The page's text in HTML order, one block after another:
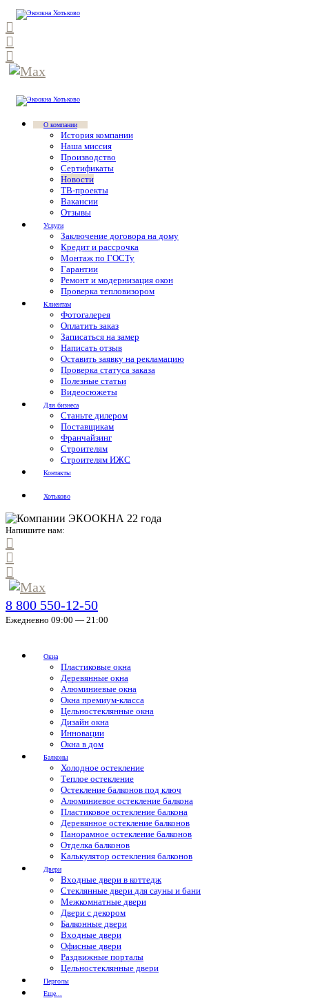
О компании
История компании
Наша миссия
Производство
Сертификаты
Новости
ТВ-проекты
Вакансии
Отзывы
Услуги
Заключение договора на дому
Кредит и рассрочка
Монтаж по ГОСТу
Гарантии
Ремонт и модернизация окон
Проверка тепловизором
Клиентам
Фотогалерея
Оплатить заказ
Записаться на замер
Написать отзыв
Оставить заявку на рекламацию
Проверка статуса заказа
Полезные статьи
Видеосюжеты
Для бизнеса
Станьте дилером
Поставщикам
Франчайзинг
Строителям
Строителям ИЖС
Контакты
Хотьково
Напишите нам:
8 800 550-12-50
Ежедневно 09:00 — 21:00
Окна
Пластиковые окна
Деревянные окна
Алюминиевые окна
Окна премиум-класса
Цельностеклянные окна
Дизайн окна
Инновации
Окна в дом
Балконы
Холодное остекление
Теплое остекление
Остекление балконов под ключ
Алюминиевое остекление балкона
Пластиковое остекление балкона
Деревянное остекление балконов
Панорамное остекление балконов
Отделка балконов
Калькулятор остекления балконов
Двери
Входные двери в коттедж
Стеклянные двери для сауны и бани
Межкомнатные двери
Двери с декором
Балконные двери
Входные двери
Офисные двери
Раздвижные порталы
Цельностеклянные двери
Перголы
Еще...